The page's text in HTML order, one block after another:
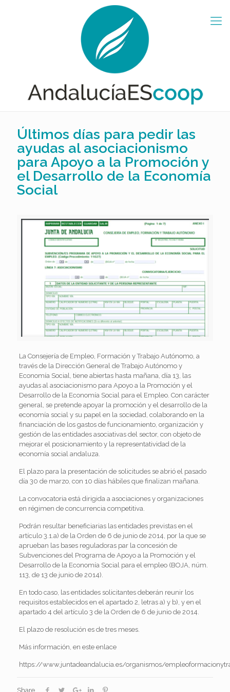
Últimos días para pedir las
ayudas al asociacionismo
para Apoyo a la Promoción y
el Desarrollo de la Economía
Social
L a Consejería de Empleo, Formación y Trabajo Autónomo, a
través de la Dirección General de Trabajo Autónomo y
Economía Social, tiene abiertas hasta mañana, día 13, las
ayudas al asociacionismo para Apoyo a la Promoción y el
Desarrollo de la Economía Social para el Empleo. Con carácter
general, se pretende apoyar la promoción y el desarrollo de la
economía social y su papel en la sociedad, colaborando en la
financiación de los gastos de funcionamiento, organización y
gestión de las entidades asociativas del sector, con objeto de
mejorar el posicionamiento y la representatividad de la
economía social andaluza.
El plazo para la presentación de solicitudes se abrió el pasado
día 30 de marzo, con 10 días hábiles que finalizan mañana.
La convocatoria está dirigida a asociaciones y organizaciones
en régimen de concurrencia competitiva.
Podrán resultar beneficiarias las entidades previstas en el
artículo 3.1.a) de la Orden de 6 de junio de 2014, por la que se
aprueban las bases reguladoras par la concesión de
Subvenciones del Programa de Apoyo a la Promoción y el
Desarrollo de la Economía Social para el empleo (BOJA, núm.
113, de 13 de junio de 2014).
En todo caso, las entidades solicitantes deberán reunir los
requisitos establecidos en el apartado 2, letras a) y b), y en el
apartado 4 del artículo 3 de la Orden de 6 de junio de 2014.
El plazo de resolución es de tres meses.
Más información, en este enlace
https://www.juntadeandalucia.es/organismos/
Share